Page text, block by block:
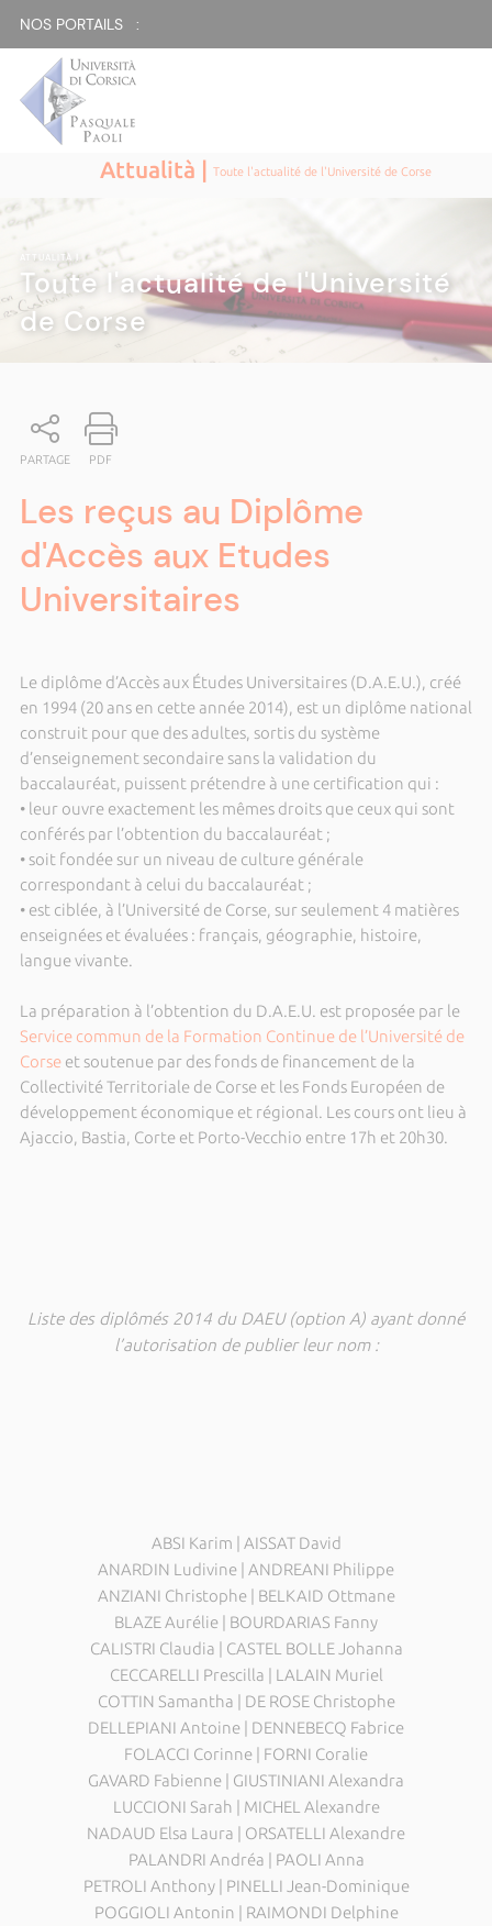
NOS PORTAILS :
Attualità |Toute l'actualité de l'Université de Corse
ATTUALITÀ|
Toute l'actualité de l'Université
de Corse
PARTAGE PDF
Les reçus au Diplôme
d'Accès aux Etudes
Universitaires
Le diplôme d’Accès aux Études Universitaires (D.A.E.U.), créé
en 1994 (20 ans en cette année 2014), est un diplôme national
construit pour que des adultes, sortis du système
d’enseignement secondaire sans la validation du
baccalauréat, puissent prétendre à une certification qui :
• leur ouvre exactement les mêmes droits que ceux qui sont
conférés par l’obtention du baccalauréat ;
• soit fondée sur un niveau de culture générale
correspondant à celui du baccalauréat ;
• est ciblée, à l’Université de Corse, sur seulement 4 matières
enseignées et évaluées : français, géographie, histoire,
langue vivante.
La préparation à l’obtention du D.A.E.U. est proposée par le
Service commun de la Formation Continue de l’Université de
Corseet soutenue par des fonds de financement de la
Collectivité Territoriale de Corse et les Fonds Européen de
développement économique et régional. Les cours ont lieu à
Ajaccio, Bastia, Corte et Porto-Vecchio entre 17h et 20h30.
Liste des diplômés 2014 du DAEU (option A) ayant donné
l’autorisation de publier leur nom :
ABSI Karim | AISSAT David
ANARDIN Ludivine | ANDREANI Philippe
ANZIANI Christophe | BELKAID Ottmane
BLAZE Aurélie | BOURDARIAS Fanny
CALISTRI Claudia | CASTEL BOLLE Johanna
CECCARELLI Prescilla | LALAIN Muriel
COTTIN Samantha | DE ROSE Christophe
DELLEPIANI Antoine | DENNEBECQ Fabrice
FOLACCI Corinne | FORNI Coralie
GAVARD Fabienne | GIUSTINIANI Alexandra
LUCCIONI Sarah | MICHEL Alexandre
NADAUD Elsa Laura | ORSATELLI Alexandre
PALANDRI Andréa | PAOLI Anna
PETROLI Anthony | PINELLI Jean-Dominique
POGGIOLI Antonin | RAIMONDI Delphine